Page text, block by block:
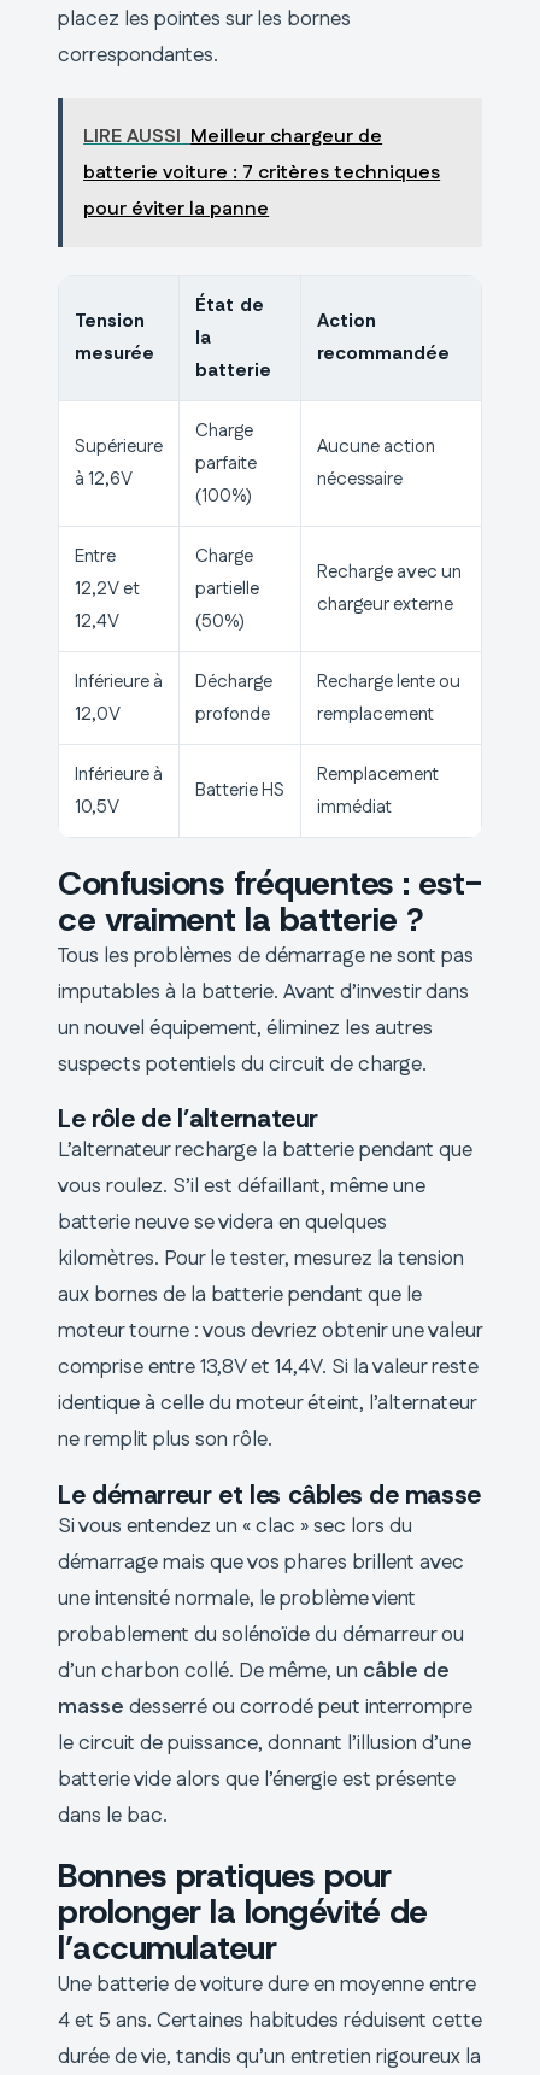
placez les pointes sur les bornes
correspondantes.
LIRE AUSSI Meilleur chargeur de
batterie voiture : 7 critères techniques
pour éviter la panne
Tension
mesurée
État de
la
batterie
Action
recommandée
Supérieure
à 12,6V
Charge
parfaite
(100%)
Aucune action
nécessaire
Entre
12,2V et
12,4V
Charge
partielle
(50%)
Recharge avec un
chargeur externe
Inférieure à
12,0V
Décharge
profonde
Recharge lente ou
remplacement
Inférieure à
10,5V
Batterie HS
Remplacement
immédiat
Confusions fréquentes : est-
ce vraiment la batterie ?
Tous les problèmes de démarrage ne sont pas
imputables à la batterie. Avant d’investir dans
un nouvel équipement, éliminez les autres
suspects potentiels du circuit de charge.
Le rôle de l’alternateur
L’alternateur recharge la batterie pendant que
vous roulez. S’il est défaillant, même une
batterie neuve se videra en quelques
kilomètres. Pour le tester, mesurez la tension
aux bornes de la batterie pendant que le
moteur tourne : vous devriez obtenir une valeur
comprise entre 13,8V et 14,4V. Si la valeur reste
identique à celle du moteur éteint, l’alternateur
ne remplit plus son rôle.
Le démarreur et les câbles de masse
Si vous entendez un « clac » sec lors du
démarrage mais que vos phares brillent avec
une intensité normale, le problème vient
probablement du solénoïde du démarreur ou
d’un charbon collé. De même, un câble de
masse desserré ou corrodé peut interrompre
le circuit de puissance, donnant l’illusion d’une
batterie vide alors que l’énergie est présente
dans le bac.
Bonnes pratiques pour
prolonger la longévité de
l’accumulateur
Une batterie de voiture dure en moyenne entre
4 et 5 ans. Certaines habitudes réduisent cette
durée de vie, tandis qu’un entretien rigoureux la